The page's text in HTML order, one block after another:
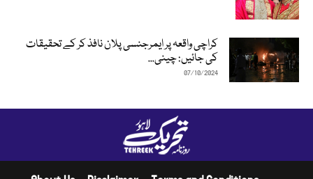
کراچی واقعہ پر ایمرجنسی پلان نافذ کر کے تحقیقات
کی جائیں: چینی...
07/10/2024